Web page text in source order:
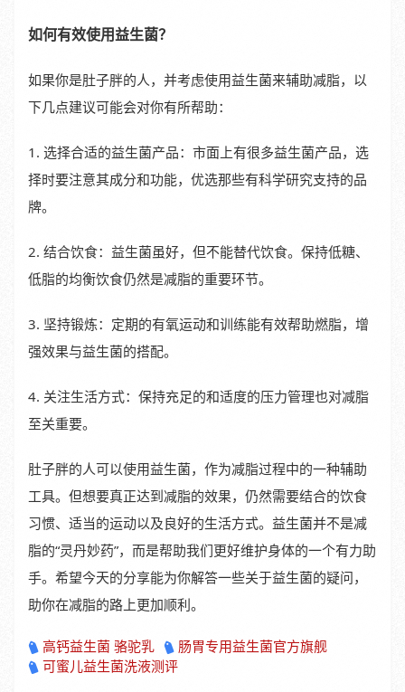
如何有效使用益生菌？
如果你是肚子胖的人，并考虑使用益生菌来辅助减脂，以
下几点建议可能会对你有所帮助：
1. 选择合适的益生菌产品：市面上有很多益生菌产品，选
择时要注意其成分和功能，优选那些有科学研究支持的品
牌。
2. 结合饮食：益生菌虽好，但不能替代饮食。保持低糖、
低脂的均衡饮食仍然是减脂的重要环节。
3. 坚持锻炼：定期的有氧运动和训练能有效帮助燃脂，增
强效果与益生菌的搭配。
4. 关注生活方式：保持充足的和适度的压力管理也对减脂
至关重要。
肚子胖的人可以使用益生菌，作为减脂过程中的一种辅助
工具。但想要真正达到减脂的效果，仍然需要结合的饮食
习惯、适当的运动以及良好的生活方式。益生菌并不是减
脂的“灵丹妙药”，而是帮助我们更好维护身体的一个有力助
手。希望今天的分享能为你解答一些关于益生菌的疑问，
助你在减脂的路上更加顺利。
高钙益生菌 骆驼乳
肠胃专用益生菌官方旗舰
可蜜儿益生菌洗液测评